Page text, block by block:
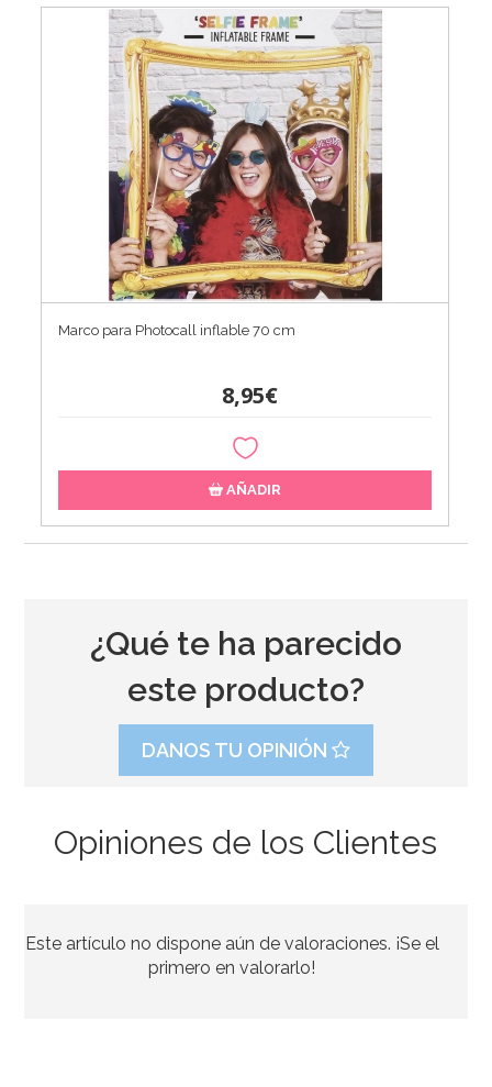
Marco para Photocall inflable 70 cm
8,95€
AÑADIR
3,95€
¿Qué te ha parecido
este producto?
DANOS TU OPINIÓN
Opiniones de los Clientes
Este artículo no dispone aún de valoraciones. ¡Se el
primero en valorarlo!